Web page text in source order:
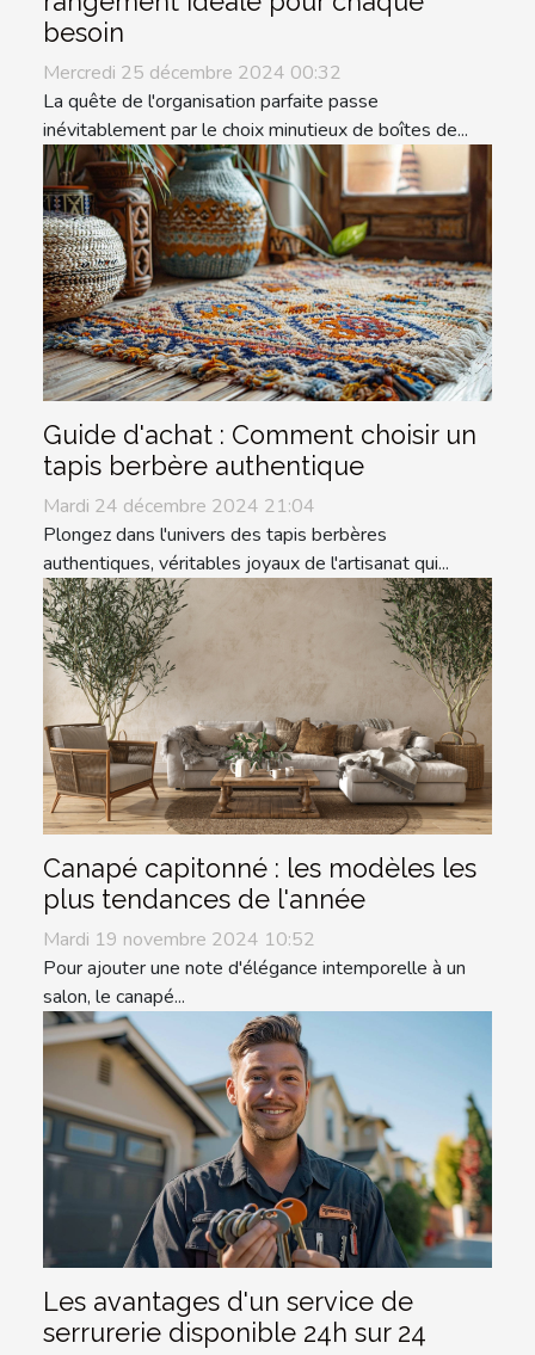
besoin
Mercredi 25 décembre 2024 00:32
La quête de l'organisation parfaite passe
inévitablement par le choix minutieux de boîtes de...
Guide d'achat : Comment choisir un
tapis berbère authentique
Mardi 24 décembre 2024 21:04
Plongez dans l'univers des tapis berbères
authentiques, véritables joyaux de l'artisanat qui...
Canapé capitonné : les modèles les
plus tendances de l'année
Mardi 19 novembre 2024 10:52
Pour ajouter une note d'élégance intemporelle à un
salon, le canapé...
Les avantages d'un service de
serrurerie disponible 24h sur 24